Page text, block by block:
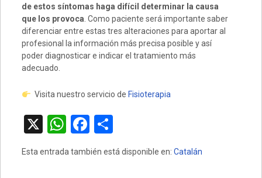
de estos síntomas haga difícil determinar la causa
que los provoca . Como paciente será importante saber
diferenciar entre estas tres alteraciones para aportar al
profesional la información más precisa posible y así
poder diagnosticar e indicar el tratamiento más
adecuado.
Visita nuestro servicio de Fisioterapia
X W
h
at
F
a
ce
C
o
m
Esta entrada también está disponible en: Catalán